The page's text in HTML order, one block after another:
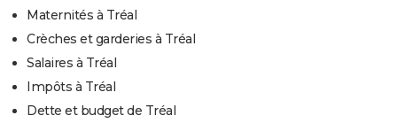
Maternités à Tréal
Crèches et garderies à Tréal
Salaires à Tréal
Impôts à Tréal
Dette et budget de Tréal